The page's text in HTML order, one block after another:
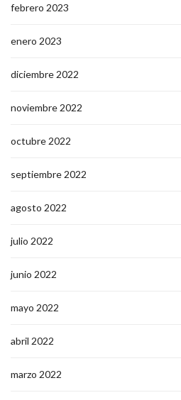
febrero 2023
enero 2023
diciembre 2022
noviembre 2022
octubre 2022
septiembre 2022
agosto 2022
julio 2022
junio 2022
mayo 2022
abril 2022
marzo 2022